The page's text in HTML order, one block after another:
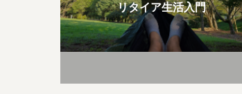
リタイア生活入門